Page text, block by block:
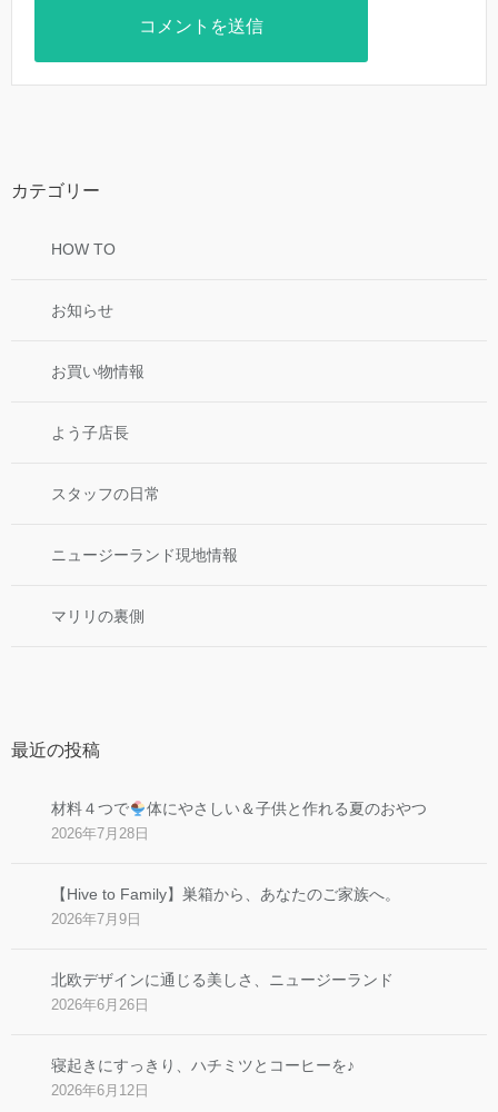
カテゴリー
HOW TO
お知らせ
お買い物情報
よう子店長
スタッフの日常
ニュージーランド現地情報
マリリの裏側
最近の投稿
材料４つで 体にやさしい＆子供と作れる夏のおやつ
2026年7月28日
【Hive to Family】巣箱から、あなたのご家族へ。
2026年7月9日
北欧デザインに通じる美しさ、ニュージーランド
2026年6月26日
寝起きにすっきり、ハチミツとコーヒーを♪
2026年6月12日